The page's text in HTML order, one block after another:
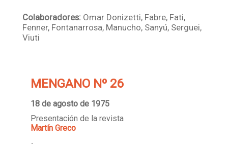
Colaboradores: Omar Donizetti, Fabre, Fati,
Fenner, Fontanarrosa, Manucho, Sanyú, Serguei,
Viuti
MENGANO Nº 26
18 de agosto de 1975
Presentación de la revista
Martín Greco